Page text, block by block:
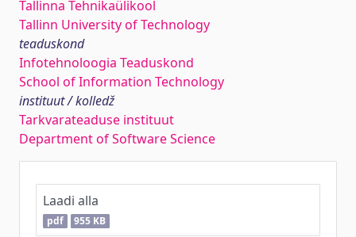
Tallinna Tehnikaülikool
Tallinn University of Technology
teaduskond
Infotehnoloogia Teaduskond
School of Information Technology
instituut / kolledž
Tarkvarateaduse instituut
Department of Software Science
Laadi alla
pdf 955 KB